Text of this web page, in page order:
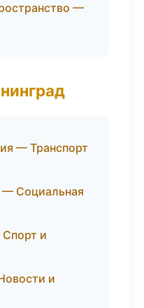
—
— Транспорт
Социальная
и
и